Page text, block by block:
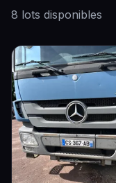
8 lots disponibles